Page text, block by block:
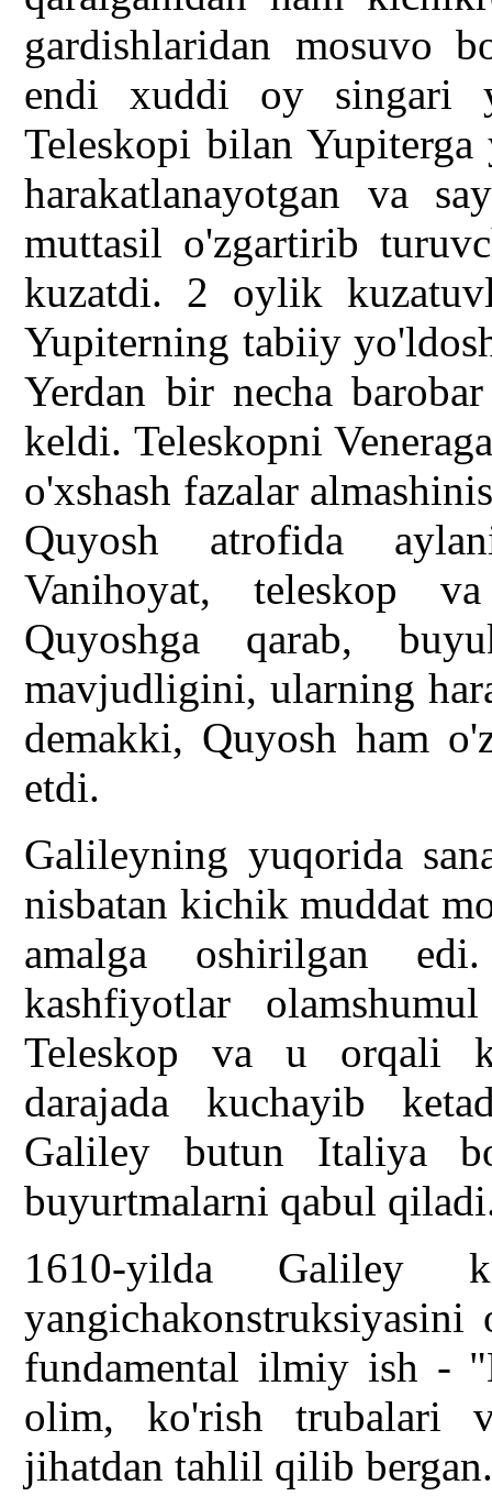
gardishlaridan mosuvo
endi xuddi oy singari
Teleskopi bilan
harakatlanayotgan va
muttasil o'zgartirib
kuzatdi. 2 oylik
Yupiterning tabiiy
Yerdan bir necha
keldi. Teleskopni
o'xshash fazalar
Quyosh atrofida
Vanihoyat, teleskop
Quyoshga qarab,
mavjudligini, ularning
demakki, Quyosh ham
etdi.
Galileyning yuqorida
nisbatan kichik muddat
amalga oshirilgan
kashfiyotlar
Teleskop va u orqali
darajada kuchayib
Galiley butun Italiya
buyurtmalarni qabul
1610-yilda Galiley
fundamental ilmiy ish -
olim, ko'rish trubalari
jihatdan tahlil qilib